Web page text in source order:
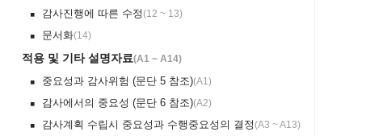
￭ 감사진행에 따른 수정 (12 ~ 13)
￭ 문서화(14)
적용 및 기타 설명자료(A1 ~ A14)
￭ 중요성과 감사위험 (문단 5 참조)(A1)
￭ 감사에서의 중요성 (문단 6 참조)(A2)
￭ 감사계획 수립시 중요성과 수행중요성의 결정 (A3 ~ A13)